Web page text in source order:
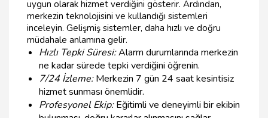
uygun olarak hizmet verdiğini gösterir. Ardından,
merkezin teknolojisini ve kullandığı sistemleri
inceleyin. Gelişmiş sistemler, daha hızlı ve doğru
müdahale anlamına gelir.
Hızlı Tepki Süresi:Alarm durumlarında merkezin
ne kadar sürede tepki verdiğini öğrenin.
7/24 İzleme:Merkezin 7 gün 24 saat kesintisiz
hizmet sunması önemlidir.
Profesyonel Ekip:Eğitimli ve deneyimli bir ekibin